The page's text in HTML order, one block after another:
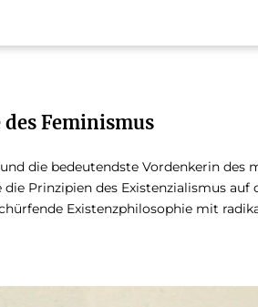
Feminismus
die bedeutendste Vordenkerin
Prinzipien des Existenzialismus
Existenzphilosophie mit